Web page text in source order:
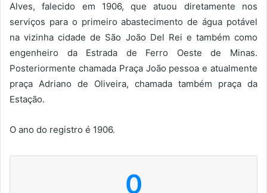
Alves, falecido em 1906, que atuou diretamente nos
serviços para o primeiro abastecimento de água potável
na vizinha cidade de São João Del Rei e também como
engenheiro da Estrada de Ferro Oeste de Minas.
Posteriormente chamada Praça João pessoa e atualmente
praça Adriano de Oliveira, chamada também praça da
Estação.
O ano do registro é 1906.
0